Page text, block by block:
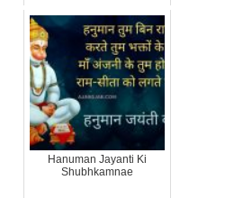
Hanuman Jayanti Ki
Shubhkamnae